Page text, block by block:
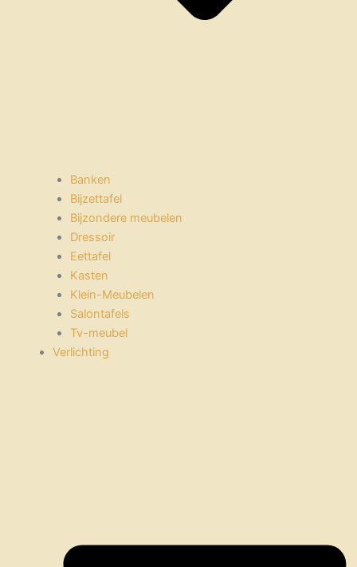
Banken
Bijzettafel
Bijzondere meubelen
Dressoir
Eettafel
Kasten
Klein-Meubelen
Salontafels
Tv-meubel
Verlichting